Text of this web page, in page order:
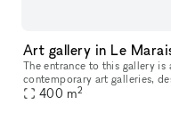
Art gallery in Le
The entrance to this gallery
contemporary art galleries,
On 302 sq m with an exit to 3
400 m2